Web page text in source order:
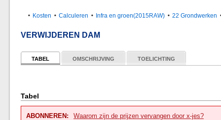
Kosten Calculeren Infra en groen(2015RAW) 22 Grondwerken
VERWIJDEREN DAM
TABEL OMSCHRIJVING TOELICHTING
Tabel
ABONNEREN: Waarom zijn de prijzen vervangen door x-jes?